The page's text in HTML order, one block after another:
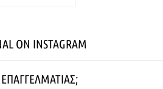
ON INSTAGRAM
ΕΠΑΓΓΕΛΜΑΤΊΑΣ;